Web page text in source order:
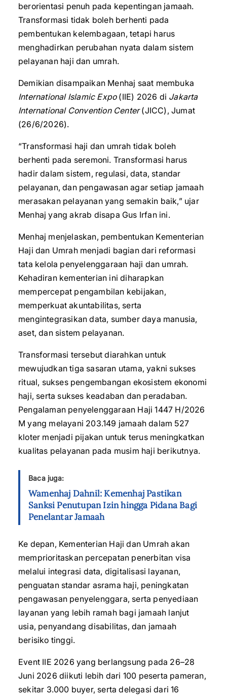
berorientasi penuh pada kepentingan jamaah.
Transformasi tidak boleh berhenti pada
pembentukan kelembagaan, tetapi harus
menghadirkan perubahan nyata dalam sistem
pelayanan haji dan umrah.
Demikian disampaikan Menhaj saat membuka
International Islamic Expo(IIE) 2026 di Jakarta
International Convention Center(JICC), Jumat
(26/6/2026).
“Transformasi haji dan umrah tidak boleh
berhenti pada seremoni. Transformasi harus
hadir dalam sistem, regulasi, data, standar
pelayanan, dan pengawasan agar setiap jamaah
merasakan pelayanan yang semakin baik,” ujar
Menhaj yang akrab disapa Gus Irfan ini.
Menhaj menjelaskan, pembentukan Kementerian
Haji dan Umrah menjadi bagian dari reformasi
tata kelola penyelenggaraan haji dan umrah.
Kehadiran kementerian ini diharapkan
mempercepat pengambilan kebijakan,
memperkuat akuntabilitas, serta
mengintegrasikan data, sumber daya manusia,
aset, dan sistem pelayanan.
Transformasi tersebut diarahkan untuk
mewujudkan tiga sasaran utama, yakni sukses
ritual, sukses pengembangan ekosistem ekonomi
haji, serta sukses keadaban dan peradaban.
Pengalaman penyelenggaraan Haji 1447 H/2026
M yang melayani 203.149 jamaah dalam 527
kloter menjadi pijakan untuk terus meningkatkan
kualitas pelayanan pada musim haji berikutnya.
Baca juga:
Wamenhaj Dahnil: Kemenhaj Pastikan
Sanksi Penutupan Izin hingga Pidana Bagi
Penelantar Jamaah
Ke depan, Kementerian Haji dan Umrah akan
memprioritaskan percepatan penerbitan visa
melalui integrasi data, digitalisasi layanan,
penguatan standar asrama haji, peningkatan
pengawasan penyelenggara, serta penyediaan
layanan yang lebih ramah bagi jamaah lanjut
usia, penyandang disabilitas, dan jamaah
berisiko tinggi.
Event IIE 2026 yang berlangsung pada 26–28
Juni 2026 diikuti lebih dari 100 peserta pameran,
sekitar 3.000 buyer, serta delegasi dari 16